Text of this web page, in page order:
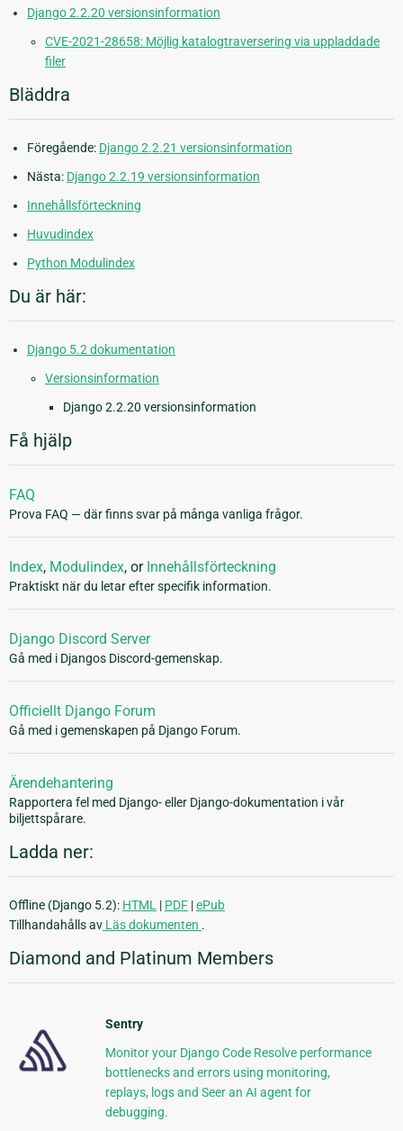
Django 2.2.20 versionsinformation
CVE-2021-28658: Möjlig katalogtraversering via uppladdade
filer
Bläddra
Föregående: Django 2.2.21 versionsinformation
Nästa: Django 2.2.19 versionsinformation
Innehållsförteckning
Huvudindex
Python Modulindex
Du är här:
Django 5.2 dokumentation
Versionsinformation
Django 2.2.20 versionsinformation
Få hjälp
FAQ
Prova FAQ — där finns svar på många vanliga frågor.
Index, Modulindex, or Innehållsförteckning
Praktiskt när du letar efter specifik information.
Django Discord Server
Gå med i Djangos Discord-gemenskap.
Officiellt Django Forum
Gå med i gemenskapen på Django Forum.
Ärendehantering
Rapportera fel med Django- eller Django-dokumentation i vår
biljettspårare.
Ladda ner:
Offline (Django 5.2): HTML | PDF |ePub
Tillhandahålls av Läs dokumenten .
Diamond and Platinum Members
Sentry
Monitor your Django Code Resolve performance
bottlenecks and errors using monitoring,
replays, logs and Seer an AI agent for
debugging.